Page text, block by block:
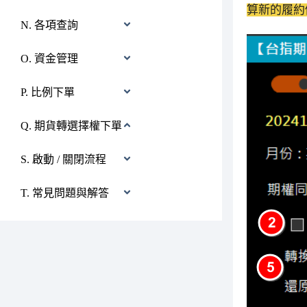
N. 各項查詢
O. 資金管理
P. 比例下單
Q. 期貨轉選擇權下單
S. 啟動 / 關閉流程
T. 常見問題與解答
算新的履